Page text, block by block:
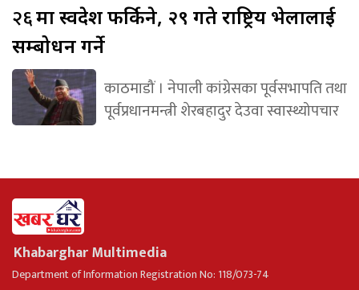
२६मा स्वदेश फर्किने, २९ गते राष्ट्रिय भेलालाई
सम्बोधन गर्ने
काठमाडौं । नेपाली कांग्रेसका पूर्वसभापति तथा
पूर्वप्रधानमन्त्री शेरबहादुर देउवा स्वास्थ्योपचार
Khabarghar Multimedia
Department of Information Registration No: 118/073-74